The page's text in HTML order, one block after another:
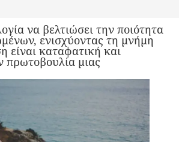
να βελτιώσει την ποιότητα
ενισχύοντας τη μνήμη
είναι καταφατική και
πρωτοβουλία μιας